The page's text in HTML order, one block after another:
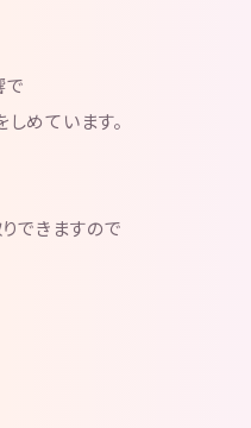
で
めています。
できますので